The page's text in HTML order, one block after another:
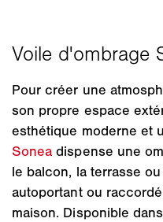
Pour créer une
son propre espace
esthétique moderne et
Sonea dispense une
le balcon, la terrasse
autoportant ou
maison. Disponible